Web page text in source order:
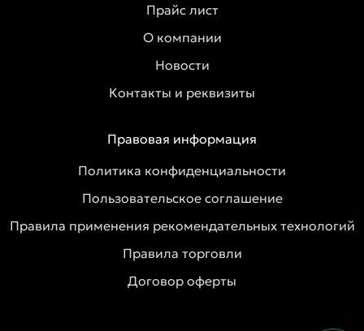
Прайс лист
О компании
Новости
Контакты и реквизиты
Правовая информация
Политика конфиденциальности
Пользовательское соглашение
Правила применения рекомендательных технологий
Правила торговли
Договор оферты